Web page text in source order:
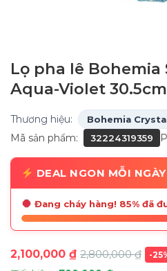
Lọ pha lê
Aqua-Violet 30.5cm
Thương hiệu: Bohemia
Mã sản phẩm: 32224319359
DEAL NGON MỖI NGÀY
Đang cháy hàng! 85% đã
2,100,000 ₫ 2,800,000₫ -